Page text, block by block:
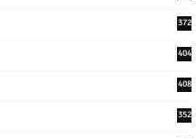
372
404
408
352